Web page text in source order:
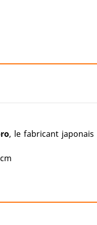
, le fabricant japonais